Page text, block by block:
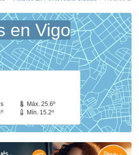
en Vigo
Máx. 25.6º
Mín. 15.2º